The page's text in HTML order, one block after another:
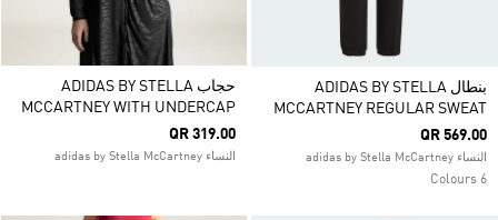
بنطال ADIDAS BY STELLA
MCCARTNEY REGULAR SWEAT
QR 569.00
النساء adidas by Stella McCartney
6 Colours
حجاب ADIDAS BY STELLA
MCCARTNEY WITH UNDERCAP
QR 319.00
النساء adidas by Stella McCartney